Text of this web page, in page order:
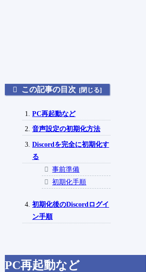
この記事の目次
PC再起動など
音声設定の初期化方法
Discordを完全に初期化す
る
事前準備
初期化手順
初期化後のDiscordログイ
ン手順
PC再起動など